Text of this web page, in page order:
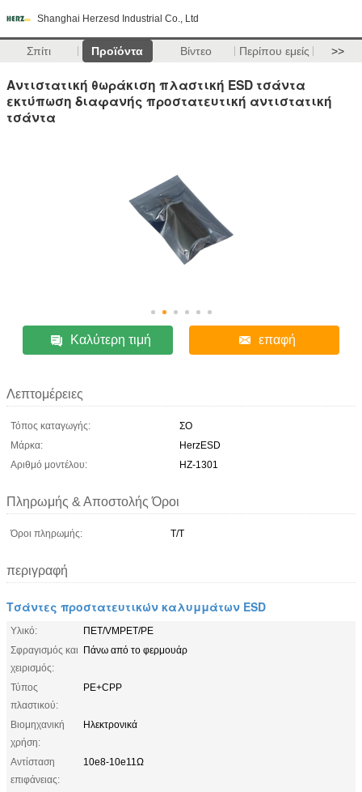
Shanghai Herzesd Industrial Co., Ltd
Σπίτι Προϊόντα Βίντεο Περίπου εμείς >>
Αντιστατική θωράκιση πλαστική ESD τσάντα
εκτύπωση διαφανής προστατευτική αντιστατική
τσάντα
Καλύτερη τιμή επαφή
Λεπτομέρειες
Τόπος καταγωγής:
ΣΟ
Μάρκα:
HerzESD
Αριθμό μοντέλου:
HZ-1301
Πληρωμής & Αποστολής Όροι
Όροι πληρωμής: Τ/Τ
περιγραφή
Τσάντες προστατευτικών καλυμμάτων ESD
Υλικό:
ΠΕΤ/VMPET/PE
Σφραγισμός και
χειρισμός:
Πάνω από το φερμουάρ
Τύπος
πλαστικού:
PE+CPP
Βιομηχανική
χρήση:
Ηλεκτρονικά
Αντίσταση
επιφάνειας:
10e8-10e11Ω